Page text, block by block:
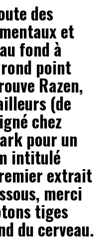
des
et
fond à
point
Razen,
(de
chez
pour un
intitulé
extrait
merci
tiges
du cerveau.